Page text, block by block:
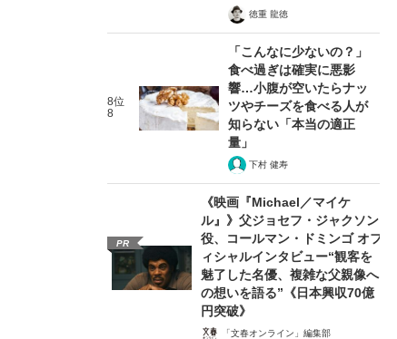
徳重 龍徳
8位
8
「こんなに少ないの？」
食べ過ぎは確実に悪影
響…小腹が空いたらナッ
ツやチーズを食べる人が
知らない「本当の適正
量」
下村 健寿
PR
《映画『Michael／マイケ
ル』》父ジョセフ・ジャクソン
役、コールマン・ドミンゴ オフ
ィシャルインタビュー“観客を
魅了した名優、複雑な父親像へ
の想いを語る”《日本興収70億
円突破》
「文春オンライン」編集部